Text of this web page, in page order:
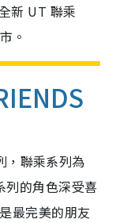
新 UT 聯乘
。
，聯乘系列為
列的角色深受喜
最完美的朋友